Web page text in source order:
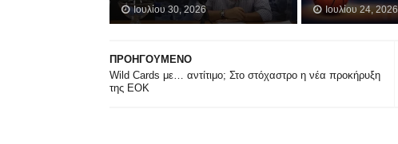
Ιουλίου 30, 2026 Ιουλίου 24, 2026
ΠΡΟΗΓΟΥΜΕΝΟ
Wild Cards με… αντίτιμο; Στο στόχαστρο η νέα προκήρυξη
της ΕΟΚ